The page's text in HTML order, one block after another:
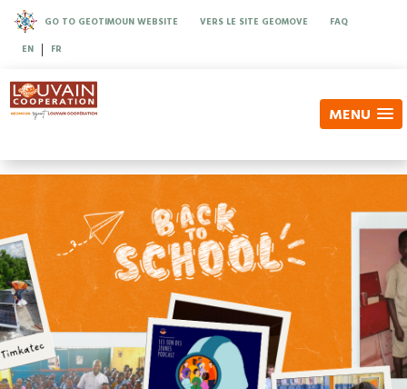
GO TO GEOTIMOUN WEBSITE VERS LE SITE GEOMOVE
FAQ
EN | FR
MENU